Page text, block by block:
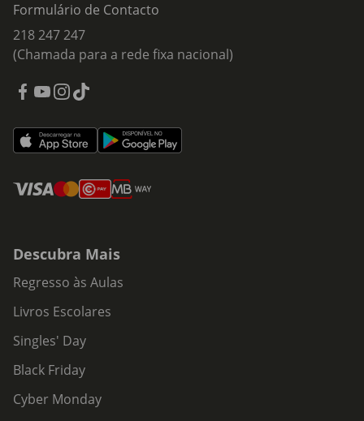
Formulário de Contacto
218 247 247
(Chamada para a rede fixa nacional)
Descubra Mais
Regresso às Aulas
Livros Escolares
Singles' Day
Black Friday
Cyber Monday